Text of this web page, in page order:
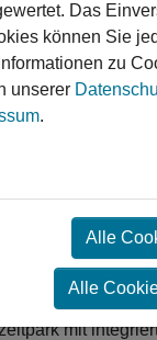
und
in
der
und
Stadtteil
mit
Das
können Sie
zu
unserer
.
Alle
Alle